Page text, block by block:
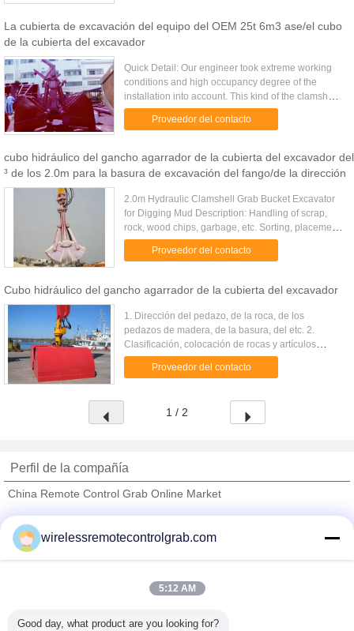
La cubierta de excavación del equipo del OEM 25t 6m3 ase/el cubo
de la cubierta del excavador
Quick Detail: Our engineer took extreme working
conditions and high occupancy degree of the
installation into account. This kind of the clamshell
grab combines a favorable distribution of forces in
Proveedor del contacto
cubo hidráulico del gancho agarrador de la cubierta del excavador del
³ de los 2.0m para la basura de excavación del fango/de la dirección
2.0m Hydraulic Clamshell Grab Bucket Excavator
for Digging Mud Description: Handling of scrap,
rock, wood chips, garbage, etc. Sorting, placement
of rocks and bulky and irregular shaped items.
Multiple tine ...
Proveedor del contacto
Cubo hidráulico del gancho agarrador de la cubierta del excavador
1. Dirección del pedazo, de la roca, de los
pedazos de madera, de la basura, del etc. 2.
Clasificación, colocación de rocas y artículos
abultados y de forma irregular. 3. Diseño múltiple
del diente dependiendo ...
Proveedor del contacto
1 / 2
Perfil de la compañía
China Remote Control Grab Online Market
Trust Seal
Verified Suplier
wirelessremotecontrolgrab.com
5:12 AM
Good day, what product are you looking for?